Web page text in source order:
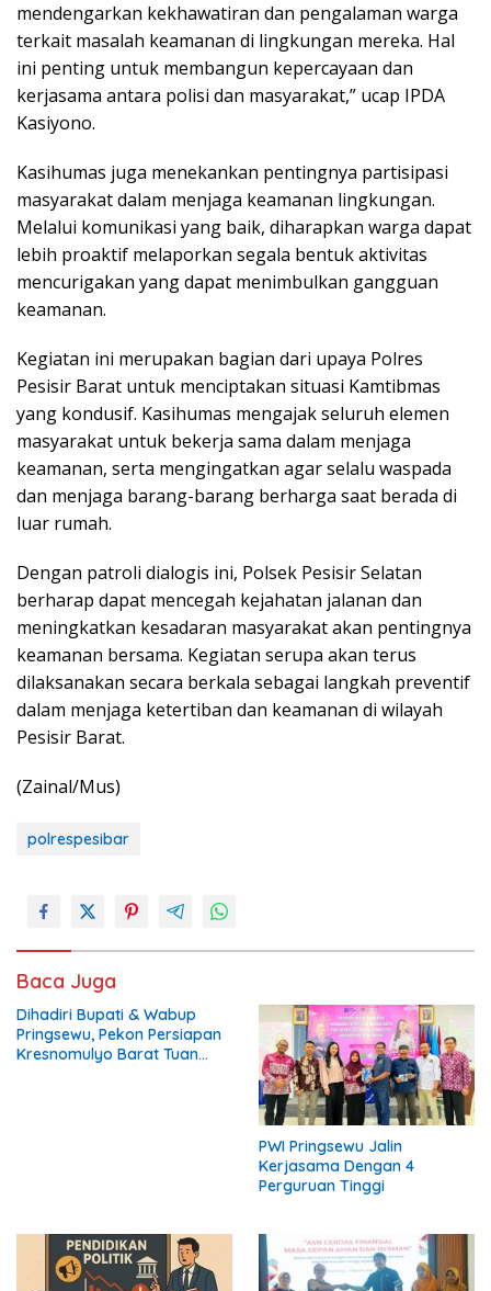
mendengarkan kekhawatiran dan pengalaman warga
terkait masalah keamanan di lingkungan mereka. Hal
ini penting untuk membangun kepercayaan dan
kerjasama antara polisi dan masyarakat,” ucap IPDA
Kasiyono.
Kasihumas juga menekankan pentingnya partisipasi
masyarakat dalam menjaga keamanan lingkungan.
Melalui komunikasi yang baik, diharapkan warga dapat
lebih proaktif melaporkan segala bentuk aktivitas
mencurigakan yang dapat menimbulkan gangguan
keamanan.
Kegiatan ini merupakan bagian dari upaya Polres
Pesisir Barat untuk menciptakan situasi Kamtibmas
yang kondusif. Kasihumas mengajak seluruh elemen
masyarakat untuk bekerja sama dalam menjaga
keamanan, serta mengingatkan agar selalu waspada
dan menjaga barang-barang berharga saat berada di
luar rumah.
Dengan patroli dialogis ini, Polsek Pesisir Selatan
berharap dapat mencegah kejahatan jalanan dan
meningkatkan kesadaran masyarakat akan pentingnya
keamanan bersama. Kegiatan serupa akan terus
dilaksanakan secara berkala sebagai langkah preventif
dalam menjaga ketertiban dan keamanan di wilayah
Pesisir Barat.
(Zainal/Mus)
polrespesibar
Baca Juga
Dihadiri Bupati & Wabup
Pringsewu, Pekon Persiapan
Kresnomulyo Barat Tuan
PWI Pringsewu Jalin
Kerjasama Dengan 4
Perguruan Tinggi